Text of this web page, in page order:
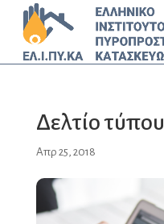
Δελτίο τύπου
Απρ 25, 2018